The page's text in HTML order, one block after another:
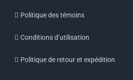
Politique des témoins
Conditions d’utilisation
Politique de retour et expédition